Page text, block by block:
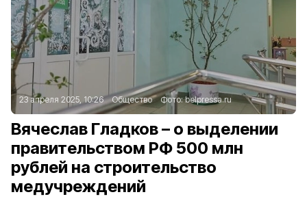
23 апреля 2025, 10:26 Общество Фото:belpressa.ru
Вячеслав Гладков – о выделении
правительством РФ 500 млн
рублей на строительство
медучреждений